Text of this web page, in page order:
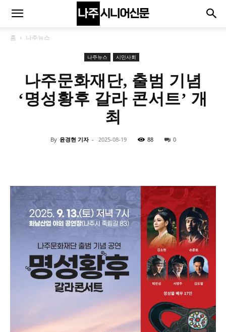
홈 나주뉴스
나주뉴스 시민사회
나주문화재단, 출범 기념
‘명성황후 갈라 콘서트’ 개
최
By 윤경현 기자 - 2025-08-19 88 0